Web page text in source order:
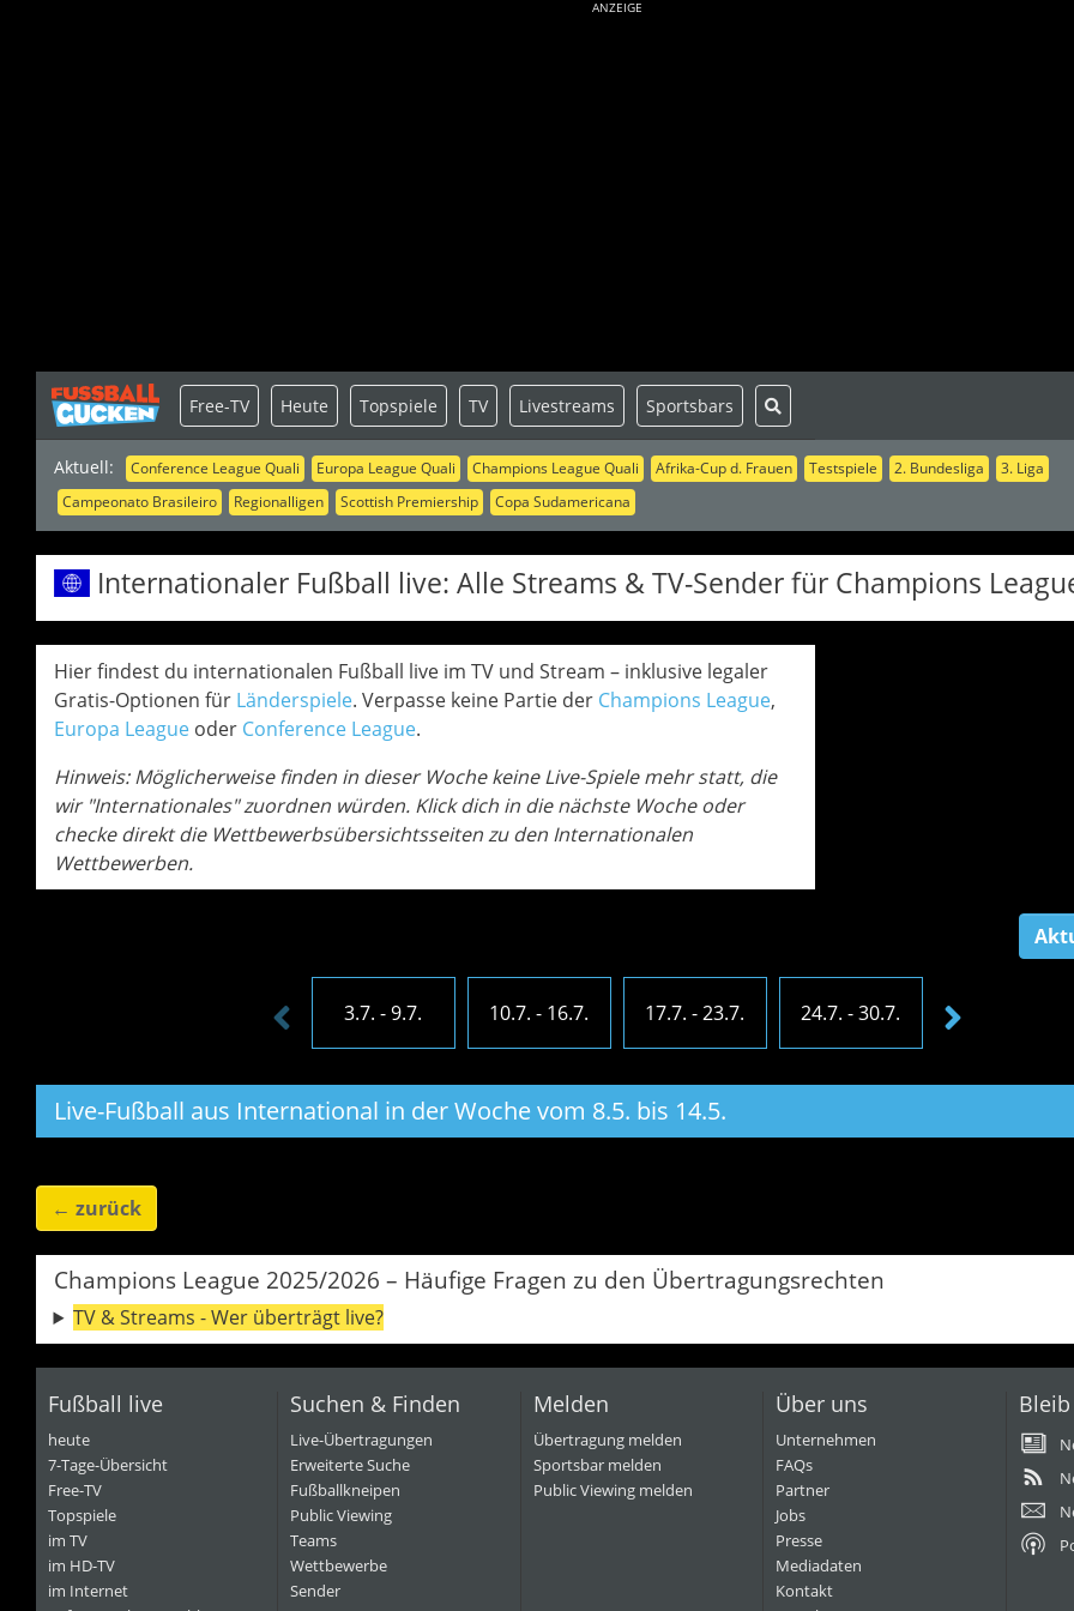
ANZEIGE
Aktuell: Conference League Quali Europa League Quali Champions League Quali Afrika-Cup d. Frauen Testspiele 2. Bundesliga
3. Liga
Campeonato Brasileiro
Regionalligen Scottish Premiership Copa Sudamericana
Free-TV Heute Topspiele TV Livestreams Sportsbars
Internationaler Fußball live: Alle Streams & TV-Sender für Champions
Hier findest du internationalen Fußball live im TV und Stream – inklusive legaler
Gratis-Optionen für Länderspiele. Verpasse keine Partie der Champions League,
Europa Leagueoder Conference League.
Hinweis: Möglicherweise finden in dieser Woche keine Live-Spiele mehr statt, die
wir "Internationales" zuordnen würden. Klick dich in die nächste Woche oder
checke direkt die Wettbewerbsübersichtsseiten zu den Internationalen
Wettbewerben.
3.7. - 9.7. 10.7. - 16.7. 17.7. - 23.7. 24.7. - 30.7.
Live-Fußball aus International in der Woche vom 8.5. bis 14.5.
← zurück
Champions League 2025/2026 – Häufige Fragen zu den Übertragungsrechten
TV & Streams - Wer überträgt live?
Fußball live
heute
7-Tage-Übersicht
Free-TV
Topspiele
im TV
im HD-TV
im Internet
Suchen & Finden
Live-Übertragungen
Erweiterte Suche
Fußballkneipen
Public Viewing
Teams
Wettbewerbe
Sender
Melden
Übertragung melden
Sportsbar melden
Public Viewing melden
Über uns
Unternehmen
FAQs
Partner
Jobs
Presse
Mediadaten
Kontakt